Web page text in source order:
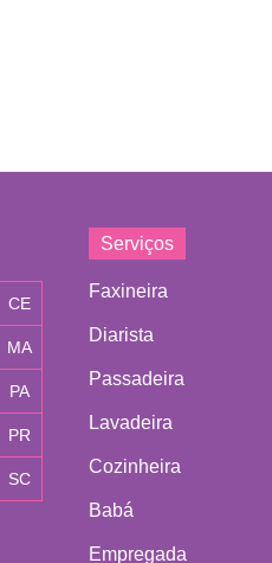
CE
MA
PA
PR
SC
Serviços
Faxineira
Diarista
Passadeira
Lavadeira
Cozinheira
Babá
Empregada